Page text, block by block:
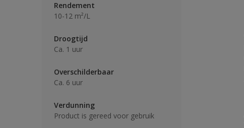
Rendement
10-12 m²/L
Droogtijd
Ca. 1 uur
Overschilderbaar
Ca. 6 uur
Verdunning
Product is gereed voor gebruik